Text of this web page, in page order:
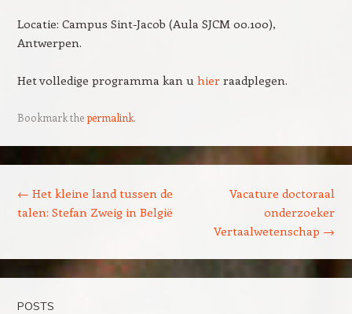
Locatie: Campus Sint-Jacob (Aula SJCM 00.100),
Antwerpen.
Het volledige programma kan u hier raadplegen.
Bookmark thepermalink.
← Het kleine land tussen de
talen: Stefan Zweig in België
Vacature doctoraal
onderzoeker
Vertaalwetenschap →
POSTS